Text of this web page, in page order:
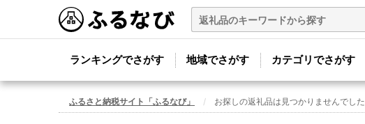
ランキングでさがす 地域でさがす カテゴリでさがす
ふるさと納税サイト「ふるなび」 お探しの返礼品は見つかりませんでした